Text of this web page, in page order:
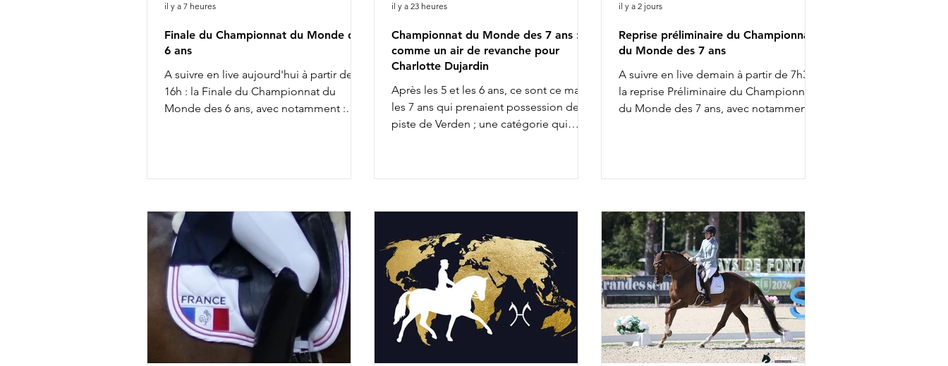
Finale du Championnat du Monde des
6 ans
A suivre en live aujourd'hui à partir de
16h : la Finale du Championnat du
Monde des 6 ans, avec notamment :
Jaeger & Faustino G Liste de départ
il y a 7 heures
Championnat du Monde des 7 ans :
comme un air de revanche pour
Charlotte Dujardin
Après les 5 et les 6 ans, ce sont ce matin
les 7 ans qui prenaient possession de la
piste de Verden ; une catégorie qui
Bien qu'elle ait fait partie des pré-
Championnats du Monde d'Aix la
Chapelle avec Braveheart, Charlotte
Dujardin ne retrouvera pas cette année
l'équipe anglaise chez les senio
il y a 23 heures
Reprise préliminaire du Championnat
du Monde des 7 ans
A suivre en live demain à partir de 7h30 :
la reprise Préliminaire du Championnat
du Monde des 7 ans, avec notamment :
9h58 : Charlotte Dujardin & Secret Agent
des Paluds 11h28 : Dinja van Liere & Red
Viper 13h14 : Jeanna Hogberg &
Severucci HT 13h22 : Leonie Richter &
Glamdale WP Liste de départ complète
ICI
il y a 2 jours